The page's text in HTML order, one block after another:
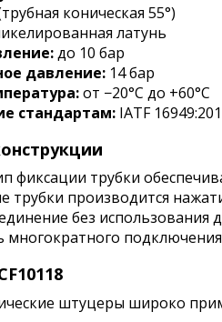
коническая 55°)
латунь
до 10 бар
давление:14 бар
от −20°C до +60°C
стандартам:IATF
фиксации трубки
трубки производится
без использования
многократного
штуцеры широко